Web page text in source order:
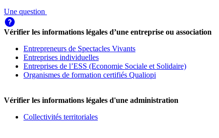
Une question
Vérifier les informations légales d’une entreprise ou association
Entrepreneurs de Spectacles Vivants
Entreprises individuelles
Entreprises de l’ESS (Economie Sociale et Solidaire)
Organismes de formation certifiés Qualiopi
Vérifier les informations légales d'une administration
Collectivités territoriales